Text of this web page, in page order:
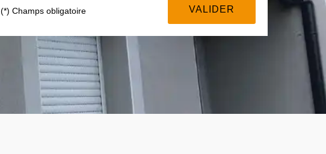
(*) Champs obligatoire